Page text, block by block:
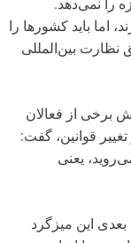
را نمی‌دهد.
اما باید کشورها را
نظارت بین‌المللی
برخی از فعالان
قوانین، گفت:
یعنی
بعدی این میزگرد